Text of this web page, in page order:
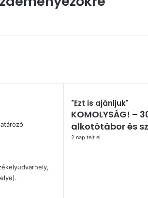
"Ezt is ajánljuk"
Bezárás
KOMOLYSÁG! –
alkotótábor és
2 nap telt el